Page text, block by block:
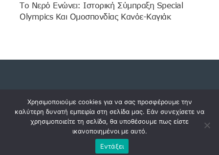
Το Νερό Ενώνει: Ιστορική Σύμπραξη Special
Olympics Και Ομοσπονδίας Κανόε-Καγιάκ
Copyright © 2023 dossiers.gr. All rights reserved.
Χρησιμοποιούμε cookies για να σας προσφέρουμε την
καλύτερη δυνατή εμπειρία στη σελίδα μας. Εάν συνεχίσετε να
χρησιμοποιείτε τη σελίδα, θα υποθέσουμε πως είστε
ικανοποιημένοι με αυτό.
Εντάξει